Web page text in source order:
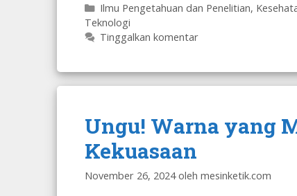
Kategori
Ilmu Pengetahuan dan Penelitian,
Teknologi
Tinggalkan komentar
Ungu! Warna yang
Kekuasaan
November 26, 2024 oleh mesinketik.com